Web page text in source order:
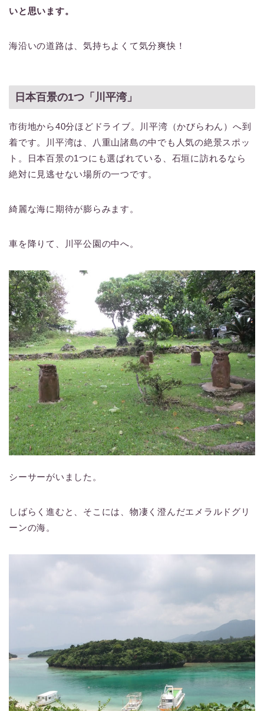
いと思います。
海沿いの道路は、気持ちよくて気分爽快！
日本百景の1つ「川平湾」
市街地から40分ほどドライブ。川平湾（かびらわん）へ到
着です。川平湾は、八重山諸島の中でも人気の絶景スポッ
ト。日本百景の1つにも選ばれている、石垣に訪れるなら
絶対に見逃せない場所の一つです。
綺麗な海に期待が膨らみます。
車を降りて、川平公園の中へ。
シーサーがいました。
しばらく進むと、そこには、物凄く澄んだエメラルドグリ
ーンの海。